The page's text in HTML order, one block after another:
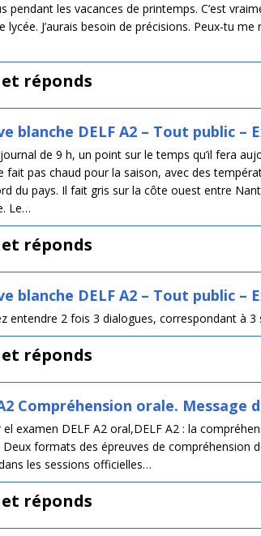
pendant les vacances de printemps. C’est
lycée. J’aurais besoin de précisions. Peux-tu me
et réponds
blanche DELF A2 – Tout public –
de 9 h, un point sur le temps qu’il fera
fait pas chaud pour la saison, avec des
du pays. Il fait gris sur la côte ouest entre
Le…
et réponds
blanche DELF A2 – Tout public –
entendre 2 fois 3 dialogues, correspondant à
et réponds
Compréhension orale. Message
el examen DELF A2 oral,DELF A2 : la
formats des épreuves de compréhension
les sessions officielles…
et réponds